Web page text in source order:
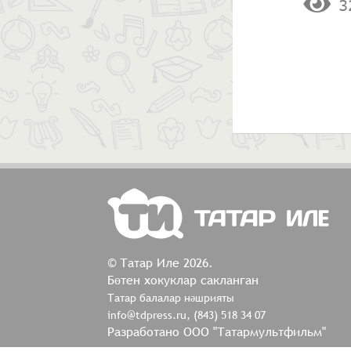
© Татар Иле 2026.
Бөтен хокуклар сакланган
Татар балалар нәшрияты
info@tdpress.ru, (843) 518 34 07
Разработано ООО "Татармультфильм"